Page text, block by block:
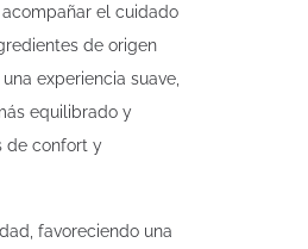
el cuidado
de origen
experiencia suave,
equilibrado y
de confort y
favoreciendo una